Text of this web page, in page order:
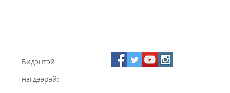
Бидэнтэй
нэгдээрэй: